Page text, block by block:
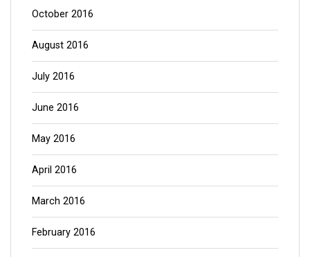
October 2016
August 2016
July 2016
June 2016
May 2016
April 2016
March 2016
February 2016